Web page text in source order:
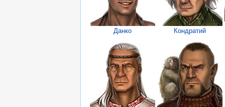
Данко Кондратий